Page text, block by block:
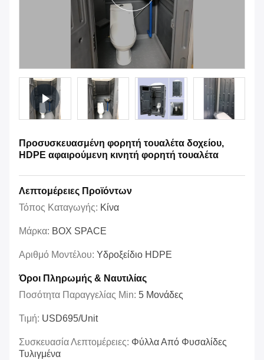
Προσυσκευασμένη φορητή τουαλέτα δοχείου,
HDPE αφαιρούμενη κινητή φορητή τουαλέτα
Λεπτομέρειες Προϊόντων
Τόπος Καταγωγής: Κίνα
Μάρκα: BOX SPACE
Αριθμό Μοντέλου: Υδροξείδιο HDPE
Όροι Πληρωμής & Ναυτιλίας
Ποσότητα Παραγγελίας Min: 5 Μονάδες
Τιμή: USD695/unit
Συσκευασία Λεπτομέρειες: Φύλλα Από Φυσαλίδες
Τυλιγμένα